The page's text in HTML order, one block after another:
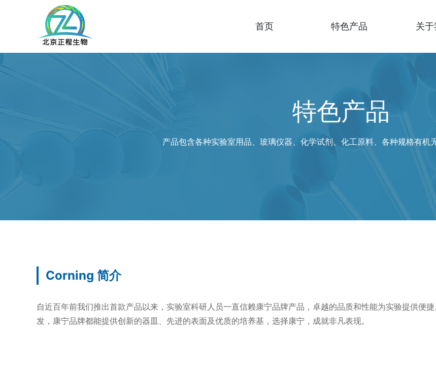
关
特色产品
首页
特色产品
产品包含各种实验室用品、玻璃仪器、化学试剂、化工原料、各种规格有机
Corning 简介
自近百年前我们推出首款产品以来，实验室科研人员一直信赖康宁品牌产品，卓越的品质和性能为实验提供便
发，康宁品牌都能提供创新的器皿、先进的表面及优质的培养基，选择康宁，成就非凡表现。